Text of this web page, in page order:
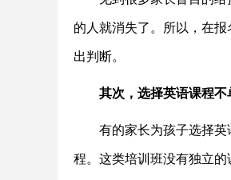
的人就消失了。所以，在
出判断。
其次，选择英语课程不
有的家长为孩子选择英
程。这类培训班没有独立